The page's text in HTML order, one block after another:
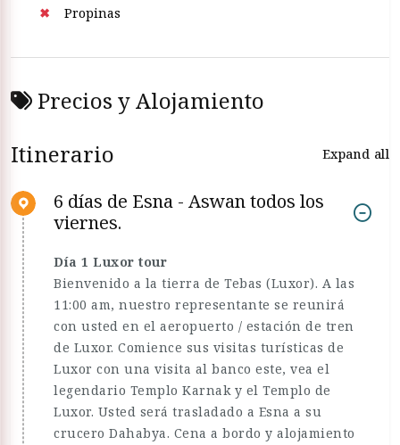
Propinas
Precios y Alojamiento
Itinerario
Expand all
6 días de Esna - Aswan todos los
viernes.
Día 1 Luxor tour
Bienvenido a la tierra de Tebas (Luxor). A las
11:00 am, nuestro representante se reunirá
con usted en el aeropuerto / estación de tren
de Luxor. Comience sus visitas turísticas de
Luxor con una visita al banco este, vea el
legendario Templo Karnak y el Templo de
Luxor. Usted será trasladado a Esna a su
crucero Dahabya. Cena a bordo y alojamiento